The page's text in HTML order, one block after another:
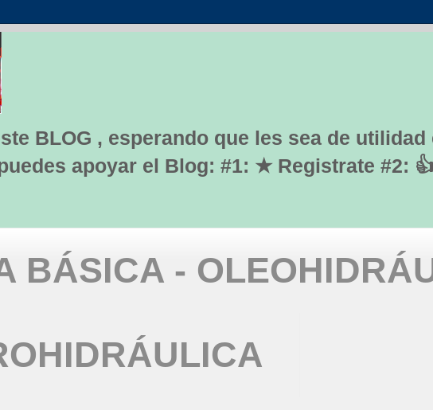
BLOG , esperando que les sea de utilidad
apoyar el Blog: #1: ★ Registrate #2:
BÁSICA -